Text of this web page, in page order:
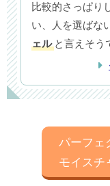
比較的さっぱり
い、人を選ばな
ェル と言えそう
パーフェ
モイスチ